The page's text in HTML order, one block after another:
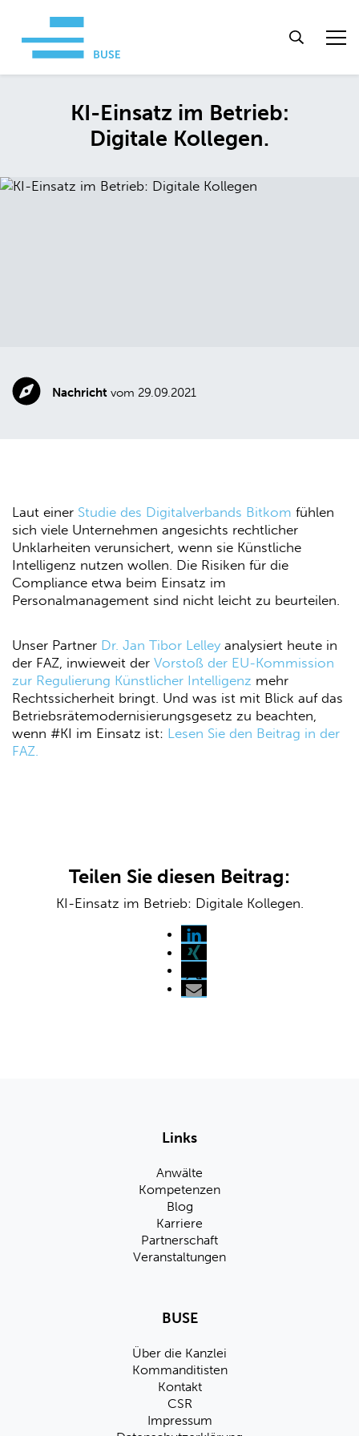
KI-Einsatz im Betrieb:
Digitale Kollegen.
Nachricht vom 29.09.2021
Laut einer Studie des Digitalverbands Bitkom fühlen
sich viele Unternehmen angesichts rechtlicher
Unklarheiten verunsichert, wenn sie Künstliche
Intelligenz nutzen wollen. Die Risiken für die
Compliance etwa beim Einsatz im
Personalmanagement sind nicht leicht zu beurteilen.
Unser Partner Dr. Jan Tibor Lelley analysiert heute in
der FAZ, inwieweit der Vorstoß der EU-Kommission
zur Regulierung Künstlicher Intelligenz mehr
Rechtssicherheit bringt. Und was ist mit Blick auf das
Betriebsrätemodernisierungsgesetz zu beachten,
wenn #KI im Einsatz ist: Lesen Sie den Beitrag in der
FAZ.
Teilen Sie diesen Beitrag:
KI-Einsatz im Betrieb: Digitale Kollegen.
Links
Anwälte
Kompetenzen
Blog
Karriere
Partnerschaft
Veranstaltungen
BUSE
Über die Kanzlei
Kommanditisten
Kontakt
CSR
Impressum